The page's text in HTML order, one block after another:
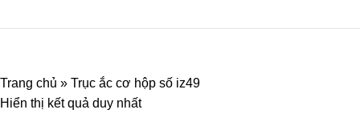
Trang chủ » Trục ắc cơ hộp số iz49
Hiển thị kết quả duy nhất